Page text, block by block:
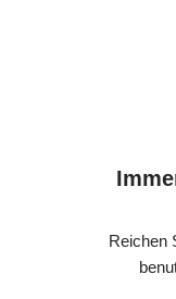
Reichen